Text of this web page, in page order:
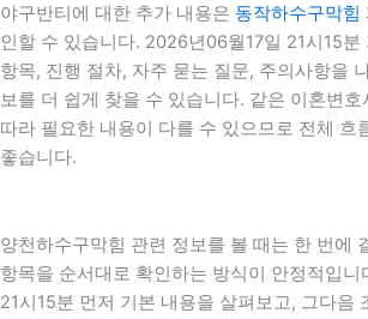
야구반티에 대한 추가 내용은 동작하수구막힘
인할 수 있습니다. 2026년06월17일 21시15분
항목, 진행 절차, 자주 묻는 질문, 주의사항을
보를 더 쉽게 찾을 수 있습니다. 같은 이혼변
따라 필요한 내용이 다를 수 있으므로 전체 흐
좋습니다.
양천하수구막힘 관련 정보를 볼 때는 한 번에
항목을 순서대로 확인하는 방식이 안정적입
21시15분 먼저 기본 내용을 살펴보고, 그다음